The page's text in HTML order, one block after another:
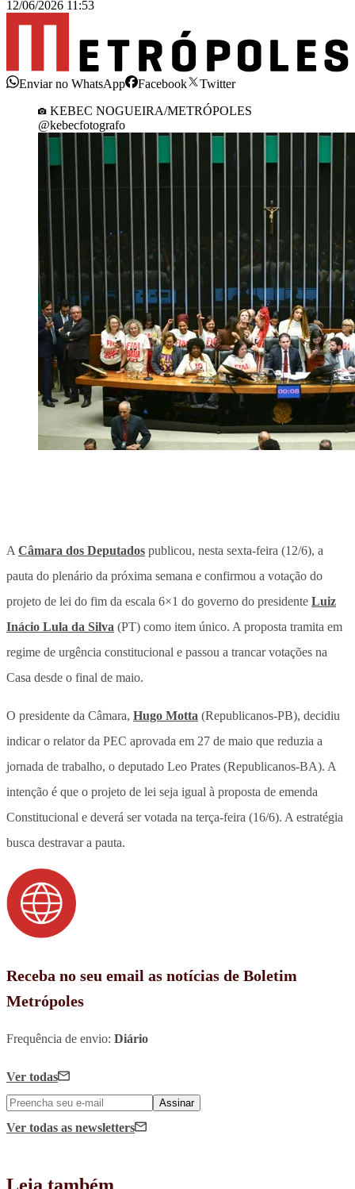
12/06/2026 11:53
Enviar no WhatsApp Facebook
Twitter
KEBEC NOGUEIRA/METRÓPOLES
@kebecfotografo
A Câmara dos Deputados publicou, nesta sexta-feira (12/6), a
pauta do plenário da próxima semana e confirmou a votação do
projeto de lei do fim da escala 6×1 do governo do presidente Luiz
Inácio Lula da Silva (PT) como item único. A proposta tramita em
regime de urgência constitucional e passou a trancar votações na
Casa desde o final de maio.
O presidente da Câmara, Hugo Motta (Republicanos-PB), decidiu
indicar o relator da PEC aprovada em 27 de maio que reduzia a
jornada de trabalho, o deputado Leo Prates (Republicanos-BA). A
intenção é que o projeto de lei seja igual à proposta de emenda
Constitucional e deverá ser votada na terça-feira (16/6). A estratégia
busca destravar a pauta.
Receba no seu email as notícias de Boletim
Metrópoles
Frequência de envio: Diário
Ver todas
Assinar
Ver todas as newsletters
Leia também